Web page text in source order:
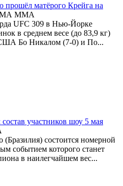
прошёл матёрого Крейга на
MMA
UFC 309 в Нью-Йорке
в среднем весе (до 83,9 кг)
Бо Никалом (7-0) и По...
участников шоу 5 мая
состоится номерной
событием которого станет
в наилегчайшем вес...